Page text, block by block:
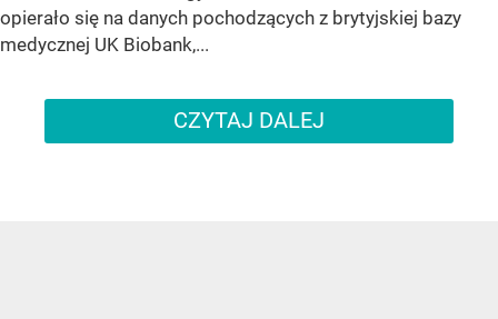
opierało się na danych pochodzących z brytyjskiej bazy
medycznej UK Biobank,...
CZYTAJ DALEJ